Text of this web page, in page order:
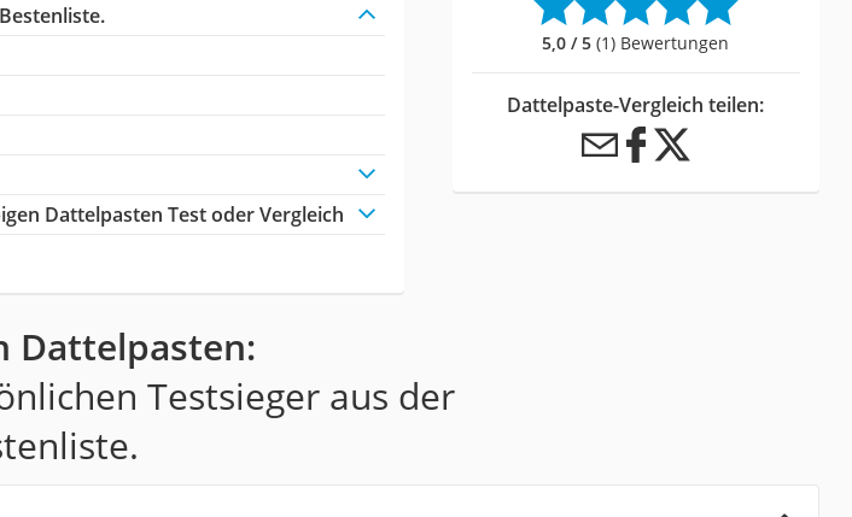
Dattelpasten Test oder Vergleich
5,0 / 5 (1) Bewertungen
Dattelpaste-Vergleich teilen:
Dattelpasten:
Testsieger aus der